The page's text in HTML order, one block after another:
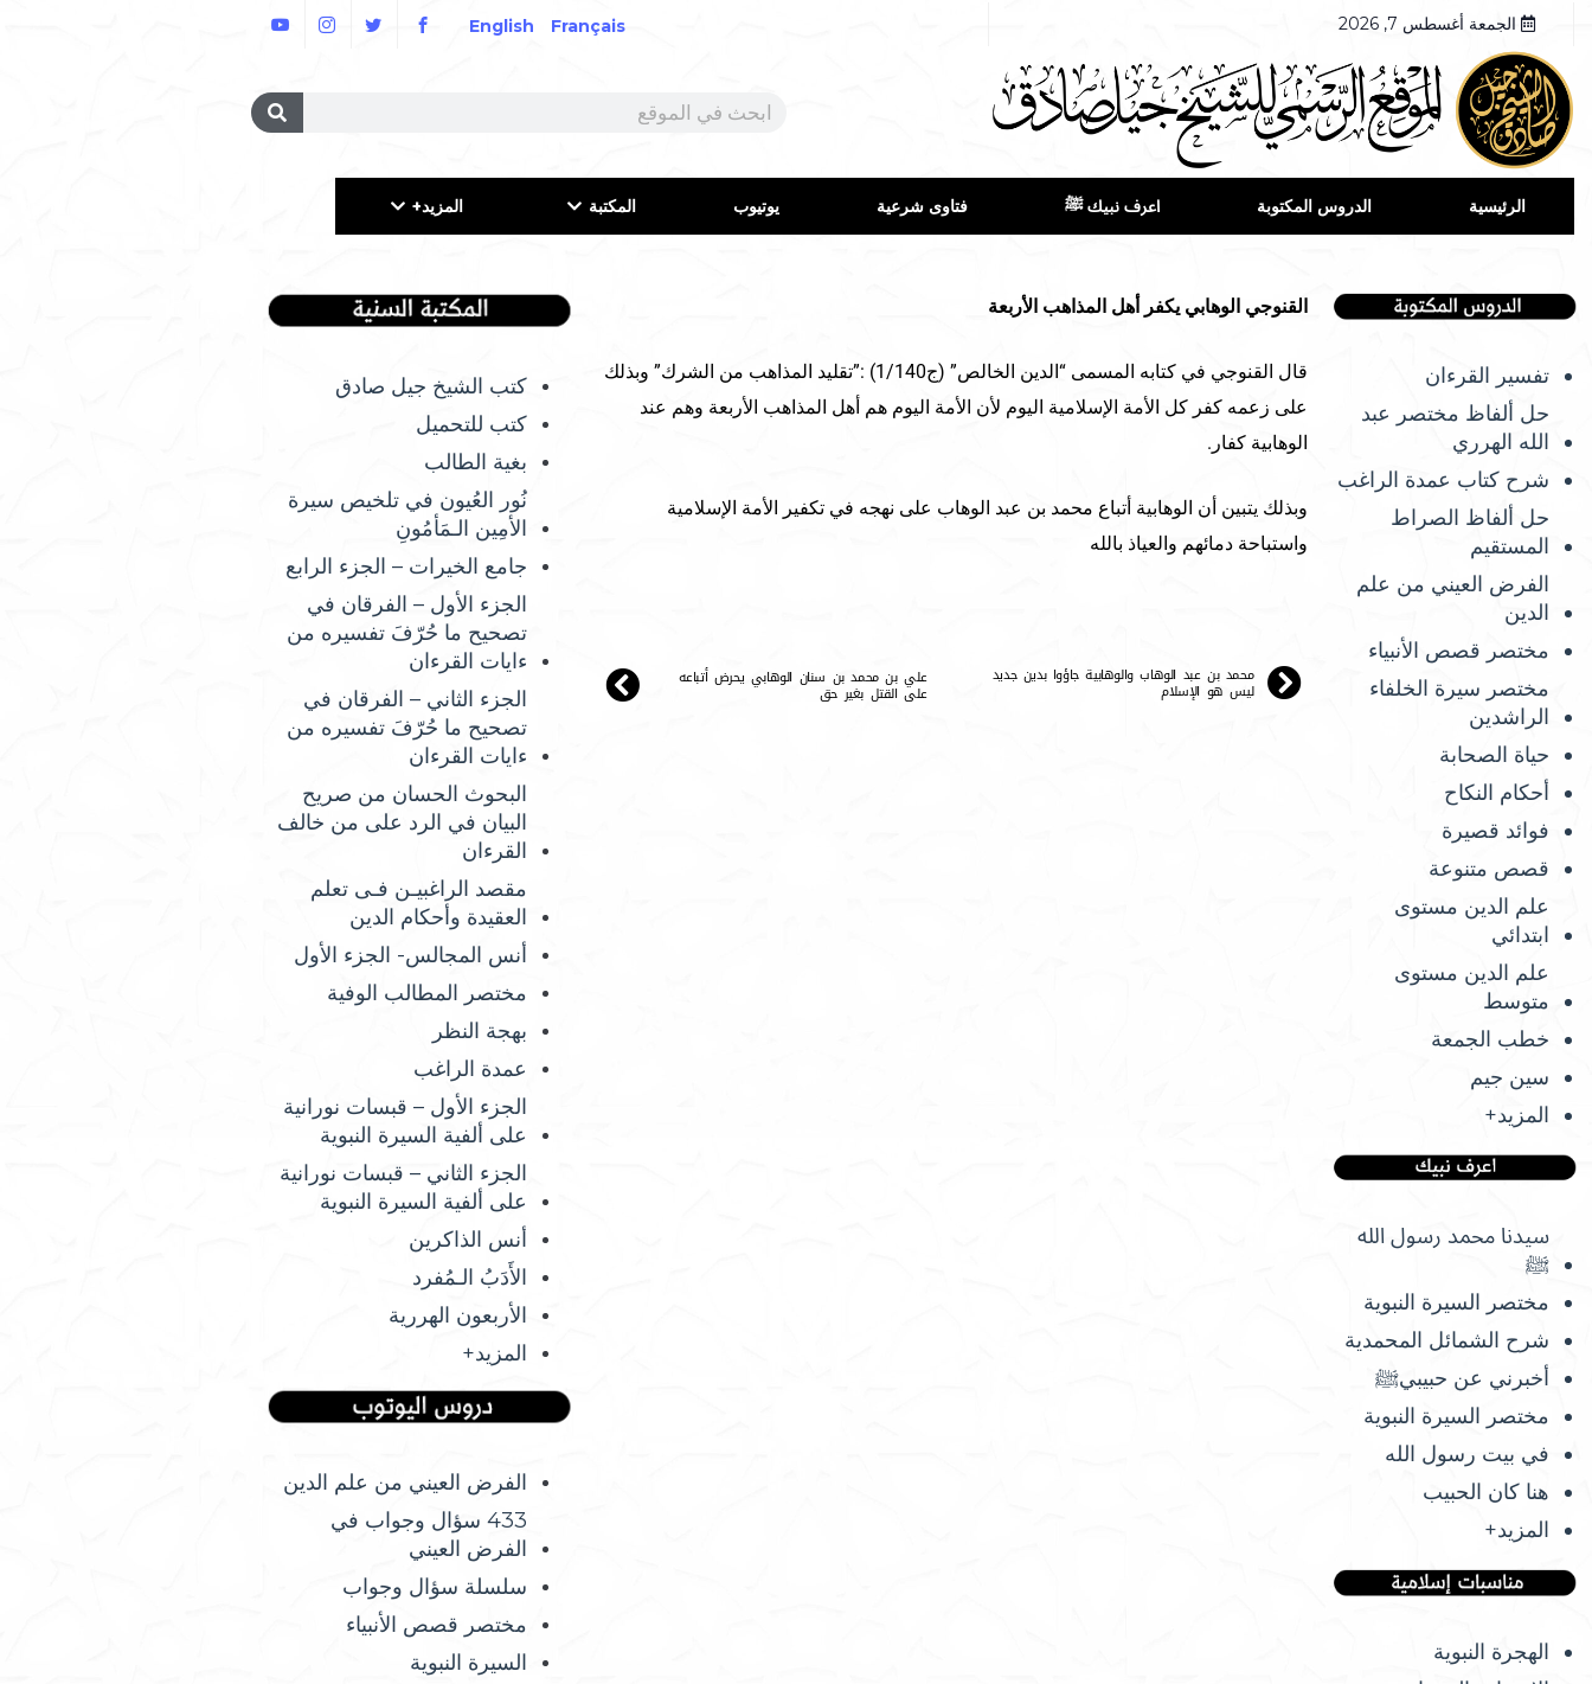
الجمعة أغسطس 7, 2026 Français
English
الرئيسية الدروس المكتوبة اعرف نبيك ﷺ فتاوى شرعية يوتيوب المكتبة المزيد+
تفسير القرءان
حل ألفاظ مختصر عبد
الله الهرري
شرح كتاب عمدة الراغب
حل ألفاظ الصراط
المستقيم
الفرض العيني من علم
الدين
مختصر قصص الأنبياء
مختصر سيرة الخلفاء
الراشدين
حياة الصحابة
أحكام النكاح
فوائد قصيرة
قصص متنوعة
علم الدين مستوى
ابتدائي
علم الدين مستوى
متوسط
خطب الجمعة
سين جيم
المزيد+
سيدنا محمد رسول الله
ﷺ
مختصر السيرة النبوية
شرح الشمائل المحمدية
أخبرني عن حبيبيﷺ
مختصر السيرة النبوية
في بيت رسول الله
هنا كان الحبيب
المزيد+
الهجرة النبوية
القنوجي الوهابي يكفر أهل المذاهب الأربعة
قال القنوجي في كتابه المسمى “الدين الخالص” (ج1/140) :”تقليد المذاهب من الشرك” وبذلك
على زعمه كفر كل الأمة الإسلامية اليوم لأن الأمة اليوم هم أهل المذاهب الأربعة وهم عند
الوهابية كفار.
وبذلك يتبين أن الوهابية أتباع محمد بن عبد الوهاب على نهجه في تكفير الأمة الإسلامية
واستباحة دمائهم والعياذ بالله
محمد بن عبد الوهاب والوهابية جاؤوا بدين جديد
ليس هو الإسلام
علي بن محمد بن سنان الوهابي يحرض أتباعه
على القتل بغير حق
كتب الشيخ جيل صادق
كتب للتحميل
بغية الطالب
نُور العُيون في تلخيص سيرة
الأمِين الـمَأمُونِ
جامع الخيرات – الجزء الرابع
الجزء الأول – الفرقان في
تصحيح ما حُرّفَ تفسيره من
ءايات القرءان
الجزء الثاني – الفرقان في
تصحيح ما حُرّفَ تفسيره من
ءايات القرءان
البحوث الحسان من صريح
البيان في الرد على من خالف
القرءان
مقصد الراغبيـن فـى تعلم
العقيدة وأحكام الدين
أنس المجالس- الجزء الأول
مختصر المطالب الوفية
بهجة النظر
عمدة الراغب
الجزء الأول – قبسات نورانية
على ألفية السيرة النبوية
الجزء الثاني – قبسات نورانية
على ألفية السيرة النبوية
أنس الذاكرين
الأَدَبُ الـمُفرد
الأربعون الهررية
المزيد+
الفرض العيني من علم الدين
433 سؤال وجواب في
الفرض العيني
سلسلة سؤال وجواب
مختصر قصص الأنبياء
السيرة النبوية